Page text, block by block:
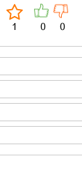
1 0 0